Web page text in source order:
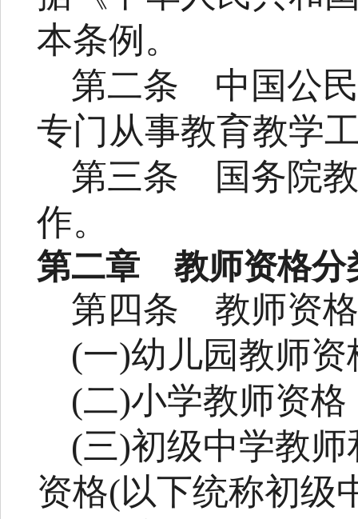
本条例。
第二条 中国公
专门从事教育教学
第三条
国务院
作。
第二章 教师资格分
第四条 教师资
(一)幼儿园教师资
(二)小学教师资格
(三)初级中学教
资格(以下统称初级